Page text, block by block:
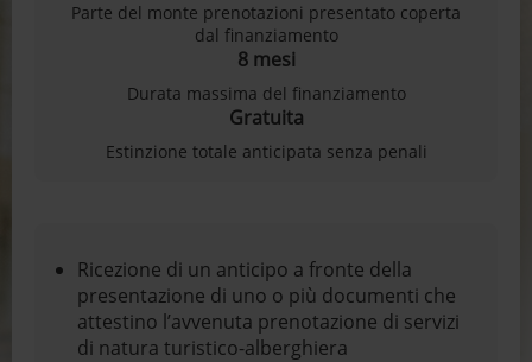
Parte del monte prenotazioni presentato coperta
dal finanziamento
8 mesi
Durata massima del finanziamento
Gratuita
Estinzione totale anticipata senza penali
Ricezione di un anticipo a fronte della
presentazione di uno o più documenti che
attestino l’avvenuta prenotazione di servizi
di natura turistico-alberghiera